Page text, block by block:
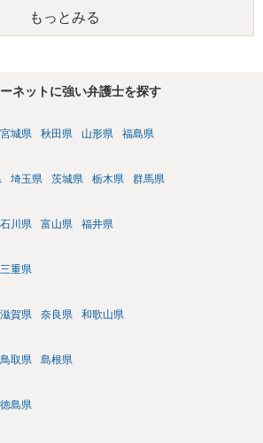
もっとみる
ネットに強い弁護士を探す
宮城県 秋田県 山形県 福島県
埼玉県 茨城県 栃木県 群馬県
石川県 富山県 福井県
三重県
滋賀県 奈良県 和歌山県
鳥取県 島根県
徳島県